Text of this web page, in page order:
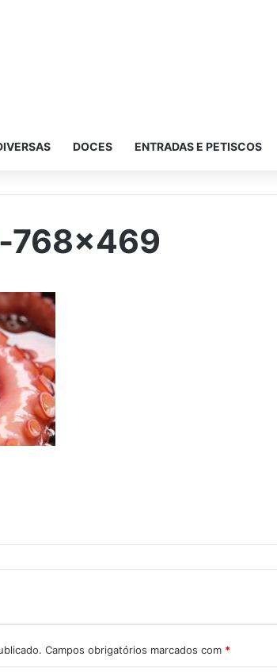
DOCES ENTRADAS E PETISCOS
768×469
Campos obrigatórios marcados com *